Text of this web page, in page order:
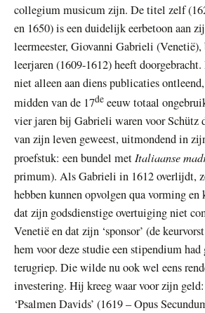
collegium musicum zijn. De titel zelf
en 1650) is een duidelijk eerbetoon aan
leermeester, Giovanni Gabrieli
leerjaren (1609-1612) heeft
niet alleen aan diens publicaties
midden van de 17de eeuw totaal
vier jaren bij Gabrieli waren voor Schütz
van zijn leven geweest, uitmondend in
proefstuk: een bundel met Italiaanse
primum). Als Gabrieli in 1612 overlijdt,
hebben kunnen opvolgen qua vorming en
dat zijn godsdienstige overtuiging niet
Venetië en dat zijn ‘sponsor’ (de
hem voor deze studie een stipendium had
terugriep. Die wilde nu ook wel eens
investering. Hij kreeg waar voor zijn
‘Psalmen Davids’ (1619 – Opus